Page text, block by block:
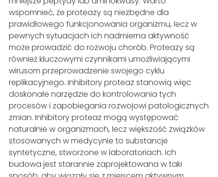
wspomnieć, że proteazy są niezbędne dla
prawidłowego funkcjonowania organizmu, lecz w
pewnych sytuacjach ich nadmierna aktywność
może prowadzić do rozwoju chorób. Proteazy są
również kluczowymi czynnikami umożliwiającymi
wirusom przeprowadzenie swojego cyklu
replikacyjnego. Inhibitory proteaz stanowią więc
doskonałe narzędzie do kontrolowania tych
procesów i zapobiegania rozwojowi patologicznych
zmian. Inhibitory proteaz mogą występować
naturalnie w organizmach, lecz większość związków
stosowanych w medycynie to substancje
syntetyczne, stworzone w laboratoriach. Ich
budowa jest starannie zaprojektowana w taki